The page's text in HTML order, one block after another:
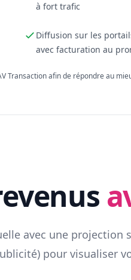
à fort trafic
Diffusion sur les
avec facturation au
Transaction afin de répondre au
avec une projection
pour visualiser